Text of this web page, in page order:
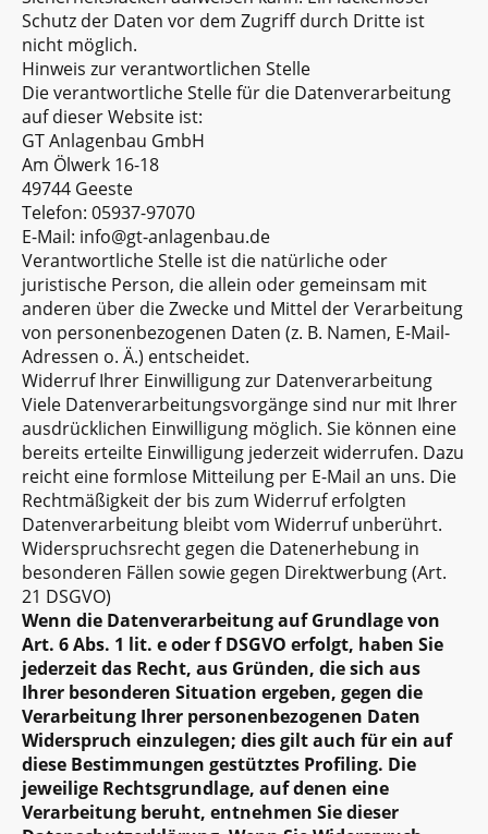
Schutz der Daten vor dem Zugriff durch Dritte ist
nicht möglich.
Hinweis zur verantwortlichen Stelle
Die verantwortliche Stelle für die Datenverarbeitung
auf dieser Website ist:
GT Anlagenbau GmbH
Am Ölwerk 16-18
49744 Geeste
Telefon: 05937-97070
E-Mail: info@gt-anlagenbau.de
Verantwortliche Stelle ist die natürliche oder
juristische Person, die allein oder gemeinsam mit
anderen über die Zwecke und Mittel der Verarbeitung
von personenbezogenen Daten (z. B. Namen, E-Mail-
Adressen o. Ä.) entscheidet.
Widerruf Ihrer Einwilligung zur Datenverarbeitung
Viele Datenverarbeitungsvorgänge sind nur mit Ihrer
ausdrücklichen Einwilligung möglich. Sie können eine
bereits erteilte Einwilligung jederzeit widerrufen. Dazu
reicht eine formlose Mitteilung per E-Mail an uns. Die
Rechtmäßigkeit der bis zum Widerruf erfolgten
Datenverarbeitung bleibt vom Widerruf unberührt.
Widerspruchsrecht gegen die Datenerhebung in
besonderen Fällen sowie gegen Direktwerbung (Art.
21 DSGVO)
Wenn die Datenverarbeitung auf Grundlage von
Art. 6 Abs. 1 lit. e oder f DSGVO erfolgt, haben Sie
jederzeit das Recht, aus Gründen, die sich aus
Ihrer besonderen Situation ergeben, gegen die
Verarbeitung Ihrer personenbezogenen Daten
Widerspruch einzulegen; dies gilt auch für ein auf
diese Bestimmungen gestütztes Profiling. Die
jeweilige Rechtsgrundlage, auf denen eine
Verarbeitung beruht, entnehmen Sie dieser